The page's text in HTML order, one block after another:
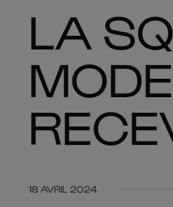
LA
18 AVRIL 2024